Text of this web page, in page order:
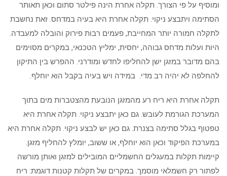
ומוסיף על פי הצורך. תקלה אחרת הינה פילטר סתום וכאן תאותר
הסתימה ויתבצע ניקוי. תקלה אחרת היא בעיה במדחס. זאת נחשבת
לתקלה חמורה יותר המחייבת, פעמים רבות פירוק והובלה למעבדה.
היות ועלות מדחס גבוהה, יחסית, ימליץ הטכנאי, במקרים מסוימים
בהם מדובר במזגן ישן להחליפו לחדש ומודרני. ההפרש בין התיקון
להחלפה לא יהיה רב מדי. במידה ויש בעיה בקבל הוא יוחלף.
תקלה אחרת היא ריח רע מהמזגן הנובעת מהצטברות מים בתוך
המערכת הגורמת לעובש. גם כאן יתבצע ניקוי. תקלה אחרת היא
טפטוף בגלל סתימה בצנרת. גם כאן יש לבצע ניקוי. תקלה אחרת היא
במערכת הפיקוד וכאן הוא יוחלף, או ששוב, יומלץ להחליף מזגן.
קיימות תקלות במעגלים החשמליים המובילים למזגן ואותן מורשה
לפתור רק חשמלאי מוסמך. במקרים של תקלות קטנות דוגמת: ריח